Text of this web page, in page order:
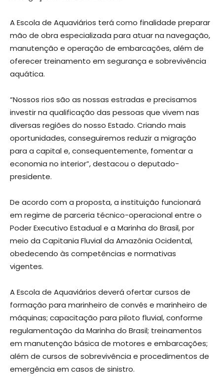
A Escola de Aquaviários terá como finalidade preparar
mão de obra especializada para atuar na navegação,
manutenção e operação de embarcações, além de
oferecer treinamento em segurança e sobrevivência
aquática.
“Nossos rios são as nossas estradas e precisamos
investir na qualificação das pessoas que vivem nas
diversas regiões do nosso Estado. Criando mais
oportunidades, conseguiremos reduzir a migração
para a capital e, consequentemente, fomentar a
economia no interior”, destacou o deputado-
presidente.
De acordo com a proposta, a instituição funcionará
em regime de parceria técnico-operacional entre o
Poder Executivo Estadual e a Marinha do Brasil, por
meio da Capitania Fluvial da Amazônia Ocidental,
obedecendo às competências e normativas
vigentes.
A Escola de Aquaviários deverá ofertar cursos de
formação para marinheiro de convés e marinheiro de
máquinas; capacitação para piloto fluvial, conforme
regulamentação da Marinha do Brasil; treinamentos
em manutenção básica de motores e embarcações;
além de cursos de sobrevivência e procedimentos de
emergência em casos de sinistro.